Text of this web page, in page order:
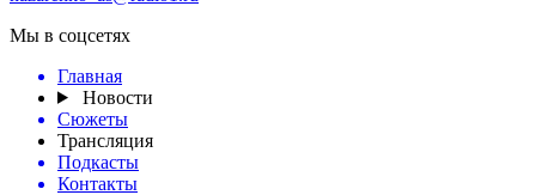
Мы в соцсетях
Главная
Новости
Сюжеты
Трансляция
Подкасты
Контакты